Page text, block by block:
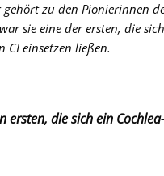
zu den Pionierinnen
sie eine der ersten, die
CI einsetzen ließen.
ersten, die sich ein